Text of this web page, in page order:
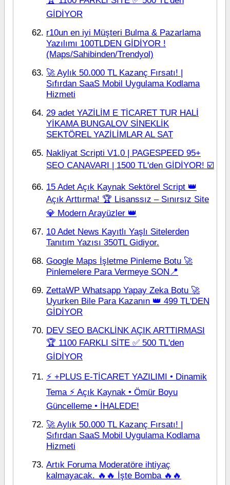
GİDİYOR
r10un en iyi Müşteri Bulma & Pazarlama
Yazılımı 100TLDEN GİDİYOR !
(Maps/Sahibinden/Trendyol)
🚀 Aylık 50.000 TL Kazanç Fırsatı! |
Sıfırdan SaaS Mobil Uygulama Kodlama
Hizmeti
29 adet YAZİLİM E TİCARET TUR HALİ
YİKAMA BUNGALOV SİNEKLİK
SEKTÖREL YAZİLİMLAR AL SAT
Nakliyat Scripti V1.0 | PAGESPEED 95+
SEO CANAVARI | 1500 TL'den GİDİYOR! ☑️
15 Adet Açık Kaynak Sektörel Script 👑
Açık Arttırma! 🏆 Lisanssız – Sınırsız Site
💎 Modern Arayüzler 👑
10 Adet News Kayıtlı Yaşlı Sitelerden
Tanıtım Yazısı 350TL Gidiyor.
Google Maps İşletme Pinleme Botu 🚀
Pinlemelere Para Vermeye SON📍
ZettaWP Whatsapp Yapay Zeka Botu 🚀
Uyurken Bile Para Kazanın 👑 499 TL'DEN
GİDİYOR
DEV SEO BACKLİNK AÇIK ARTTIRMASI
🏆 1100 FARKLI SİTE ✅ 500 TL'den
GİDİYOR
⚡ +PLUS E-TİCARET YAZILIMI • Dinamik
Tema ⚡ Açık Kaynak • Ömür Boyu
Güncelleme • İHALEDE!
🚀 Aylık 50.000 TL Kazanç Fırsatı! |
Sıfırdan SaaS Mobil Uygulama Kodlama
Hizmeti
Artık Foruma Moderatöre ihtiyaç
kalmayacak. 🔥🔥 İşte Bomba 🔥🔥